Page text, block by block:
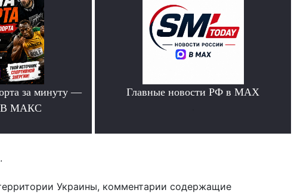
за минуту —
В МАКС
Главные новости РФ в MAX
Украины, комментарии содержащие